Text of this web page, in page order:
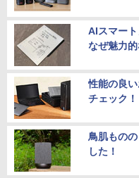
AIスマー
なぜ魅力的
性能の良
チェック！
鳥肌もの
した！